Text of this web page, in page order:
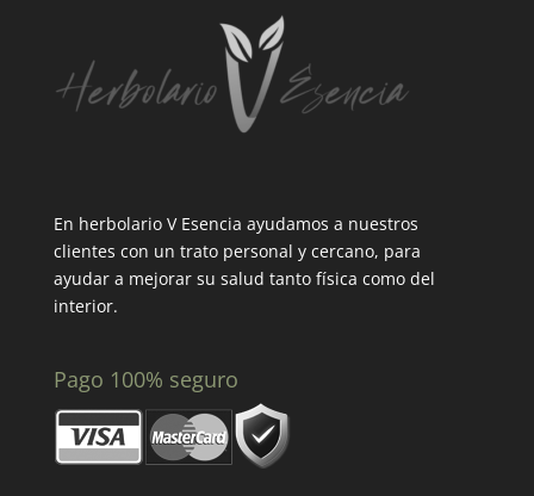
En herbolario V Esencia ayudamos a nuestros
clientes con un trato personal y cercano, para
ayudar a mejorar su salud tanto física como del
interior.
Pago 100% seguro